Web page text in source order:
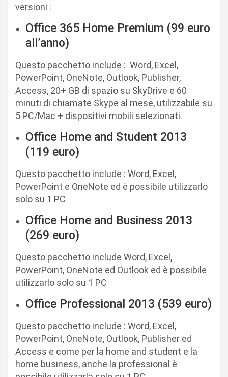
versioni :
Office 365 Home Premium (99 euro
all’anno)
Questo pacchetto include : Word, Excel,
PowerPoint, OneNote, Outlook, Publisher,
Access, 20+ GB di spazio su SkyDrive e 60
minuti di chiamate Skype al mese, utilizzabile su
5 PC/Mac + dispositivi mobili selezionati.
Office Home and Student 2013
(119 euro)
Questo pacchetto include : Word, Excel,
PowerPoint e OneNote ed è possibile utilizzarlo
solo su 1 PC
Office Home and Business 2013
(269 euro)
Questo pacchetto include Word, Excel,
PowerPoint, OneNote ed Outlook ed è possibile
utilizzarlo solo su 1 PC
Office Professional 2013 (539 euro)
Questo pacchetto include : Word, Excel,
PowerPoint, OneNote, Outlook, Publisher ed
Access e come per la home and student e la
home business, anche la professional è